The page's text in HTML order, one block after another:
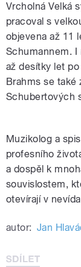
Vrcholná Velká
pracoval s
objevena až 11
Schumannem. I
až desítky let
Brahms se také
Schubertových
Muzikolog a
profesního
a dospěl k
souvislostem,
otevírají v
autor: Jan